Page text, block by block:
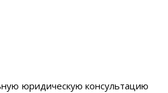
юридическую консультацию